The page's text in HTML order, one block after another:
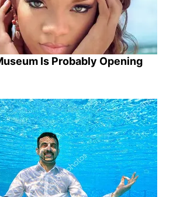
Is Probably Opening